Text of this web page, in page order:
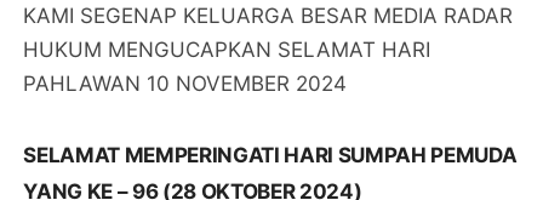
KAMI SEGENAP KELUARGA BESAR MEDIA RADAR
HUKUM MENGUCAPKAN SELAMAT HARI
PAHLAWAN 10 NOVEMBER 2024
SELAMAT MEMPERINGATI HARI SUMPAH PEMUDA
YANG KE – 96 (28 OKTOBER 2024)